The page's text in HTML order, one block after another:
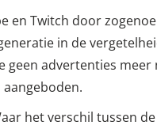
Twitch door
in de
geen advertenties
het verschil tussen